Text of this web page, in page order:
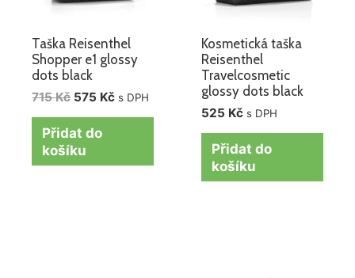
Taška Reisenthel
Shopper e1 glossy
dots black
715Kč 575 Kč s DPH
Přidat do
košíku
Kosmetická taška
Reisenthel
Travelcosmetic
glossy dots black
525 Kč s DPH
Přidat do
košíku